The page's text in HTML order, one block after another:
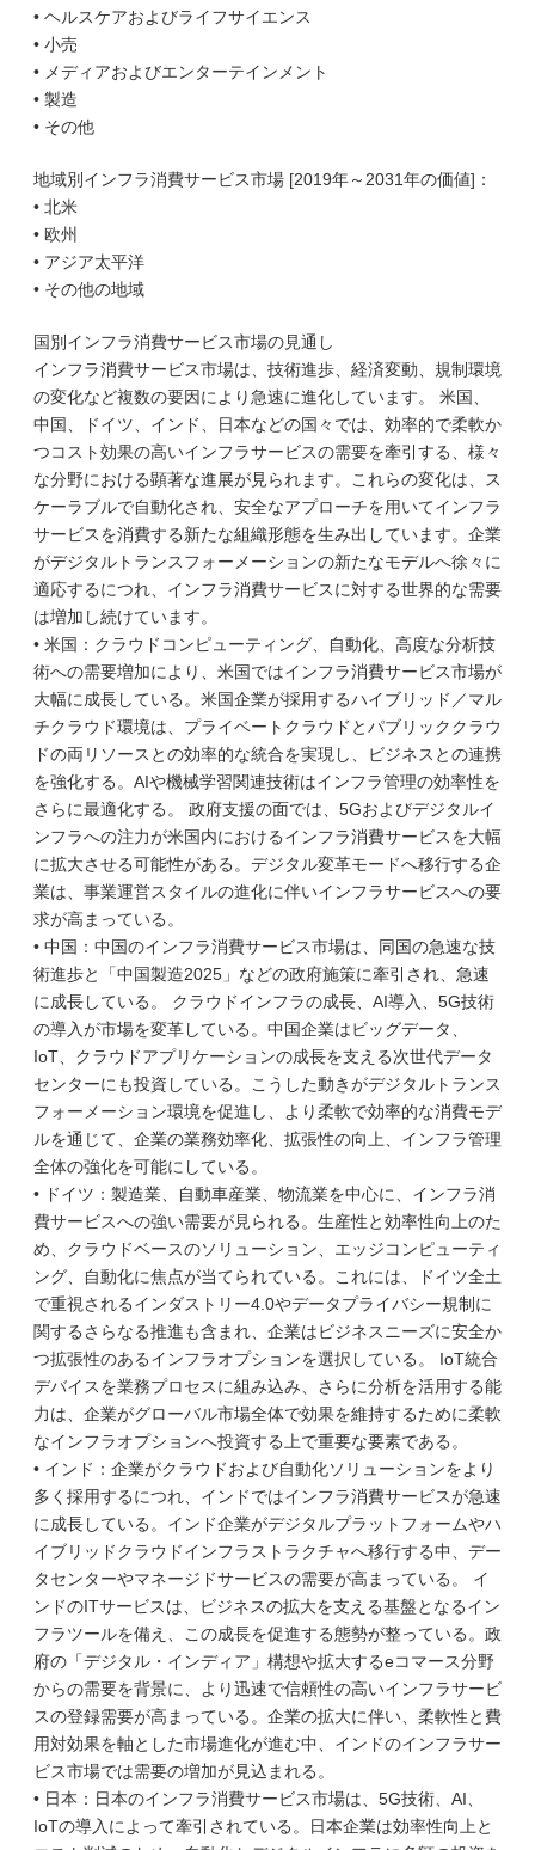
• ヘルスケアおよびライフサイエンス
• 小売
• メディアおよびエンターテインメント
• 製造
• その他
地域別インフラ消費サービス市場 [2019年～2031年の価値]：
• 北米
• 欧州
• アジア太平洋
• その他の地域
国別インフラ消費サービス市場の見通し
インフラ消費サービス市場は、技術進歩、経済変動、規制環境
の変化など複数の要因により急速に進化しています。 米国、
中国、ドイツ、インド、日本などの国々では、効率的で柔軟か
つコスト効果の高いインフラサービスの需要を牽引する、様々
な分野における顕著な進展が見られます。これらの変化は、ス
ケーラブルで自動化され、安全なアプローチを用いてインフラ
サービスを消費する新たな組織形態を生み出しています。企業
がデジタルトランスフォーメーションの新たなモデルへ徐々に
適応するにつれ、インフラ消費サービスに対する世界的な需要
は増加し続けています。
• 米国：クラウドコンピューティング、自動化、高度な分析技
術への需要増加により、米国ではインフラ消費サービス市場が
大幅に成長している。米国企業が採用するハイブリッド／マル
チクラウド環境は、プライベートクラウドとパブリッククラウ
ドの両リソースとの効率的な統合を実現し、ビジネスとの連携
を強化する。AIや機械学習関連技術はインフラ管理の効率性を
さらに最適化する。 政府支援の面では、5Gおよびデジタルイ
ンフラへの注力が米国内におけるインフラ消費サービスを大幅
に拡大させる可能性がある。デジタル変革モードへ移行する企
業は、事業運営スタイルの進化に伴いインフラサービスへの要
求が高まっている。
• 中国：中国のインフラ消費サービス市場は、同国の急速な技
術進歩と「中国製造2025」などの政府施策に牽引され、急速
に成長している。 クラウドインフラの成長、AI導入、5G技術
の導入が市場を変革している。中国企業はビッグデータ、
IoT、クラウドアプリケーションの成長を支える次世代データ
センターにも投資している。こうした動きがデジタルトランス
フォーメーション環境を促進し、より柔軟で効率的な消費モデ
ルを通じて、企業の業務効率化、拡張性の向上、インフラ管理
全体の強化を可能にしている。
• ドイツ：製造業、自動車産業、物流業を中心に、インフラ消
費サービスへの強い需要が見られる。生産性と効率性向上のた
め、クラウドベースのソリューション、エッジコンピューティ
ング、自動化に焦点が当てられている。これには、ドイツ全土
で重視されるインダストリー4.0やデータプライバシー規制に
関するさらなる推進も含まれ、企業はビジネスニーズに安全か
つ拡張性のあるインフラオプションを選択している。 IoT統合
デバイスを業務プロセスに組み込み、さらに分析を活用する能
力は、企業がグローバル市場全体で効果を維持するために柔軟
なインフラオプションへ投資する上で重要な要素である。
• インド：企業がクラウドおよび自動化ソリューションをより
多く採用するにつれ、インドではインフラ消費サービスが急速
に成長している。インド企業がデジタルプラットフォームやハ
イブリッドクラウドインフラストラクチャへ移行する中、デー
タセンターやマネージドサービスの需要が高まっている。 イ
ンドのITサービスは、ビジネスの拡大を支える基盤となるイン
フラツールを備え、この成長を促進する態勢が整っている。政
府の「デジタル・インディア」構想や拡大するeコマース分野
からの需要を背景に、より迅速で信頼性の高いインフラサービ
スの登録需要が高まっている。企業の拡大に伴い、柔軟性と費
用対効果を軸とした市場進化が進む中、インドのインフラサー
ビス市場では需要の増加が見込まれる。
• 日本：日本のインフラ消費サービス市場は、5G技術、AI、
IoTの導入によって牽引されている。日本企業は効率性向上と